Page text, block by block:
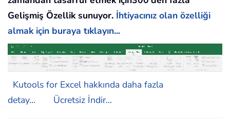
Gelişmiş Özellik sunuyor. İhtiyacınız olan özelliği
almak için buraya tıklayın...
Kutools for Excel hakkında daha fazla
detay...
Ücretsiz İndir...